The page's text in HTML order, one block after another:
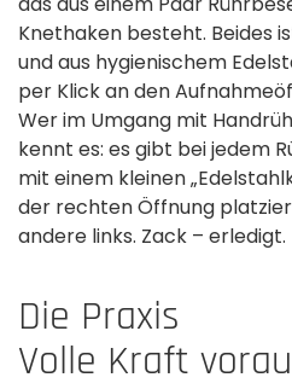
Knethaken besteht. Beides
und aus hygienischem
per Klick an den
Wer im Umgang mit
kennt es: es gibt bei jedem
mit einem kleinen
der rechten Öffnung
andere links. Zack – erledigt.
Die Praxis
Volle Kraft